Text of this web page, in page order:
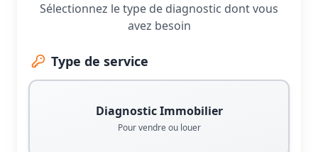
Sélectionnez le type de diagnostic dont vous
avez besoin
Type de service
Diagnostic Immobilier
Pour vendre ou louer